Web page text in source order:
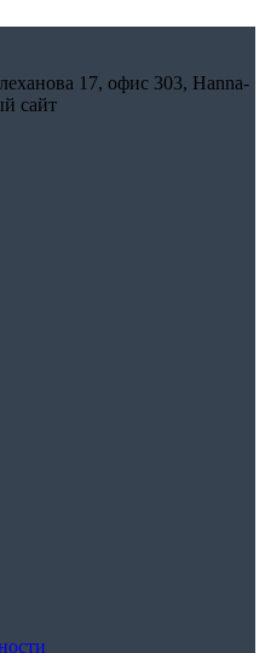
17, офис 303, Hanna-
сайт